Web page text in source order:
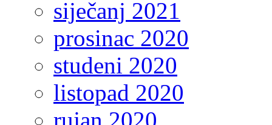
siječanj 2021
prosinac 2020
studeni 2020
listopad 2020